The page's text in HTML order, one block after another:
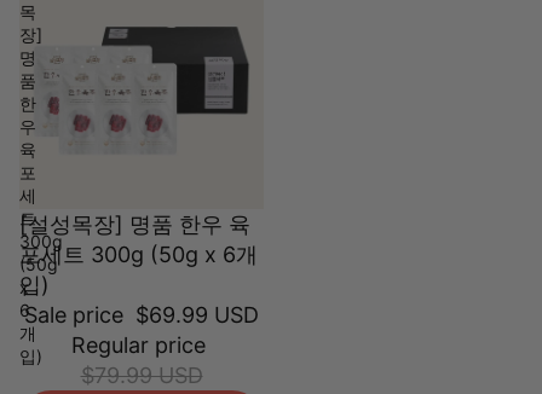
목
장]
명
품
한
우
육
포
세
트
300g
(50g
x
6
개
입)
[설성목장] 명품 한우 육
포세트 300g (50g x 6개
입)
Sale price $69.99 USD
Regular price
$79.99 USD